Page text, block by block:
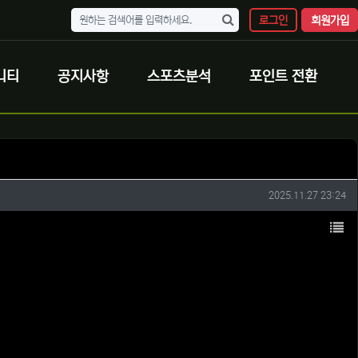
로그인 회원가입
티 공지사항 스포츠분석 포인트 전환
작성일
2025.11.27 23:24
목